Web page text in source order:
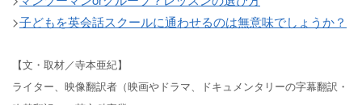
>子どもを英会話スクールに通わせるのは無意味でしょうか？
【文・取材／寺本亜紀】
ライター、映像翻訳者（映画やドラマ、ドキュメンタリーの字幕翻訳・